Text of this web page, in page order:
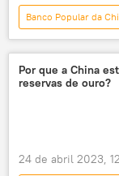
Banco Popular da
Américas
EUA
dólar
Fundo Monetário
Por que a China
reservas de ouro?
24 de abril 2023,